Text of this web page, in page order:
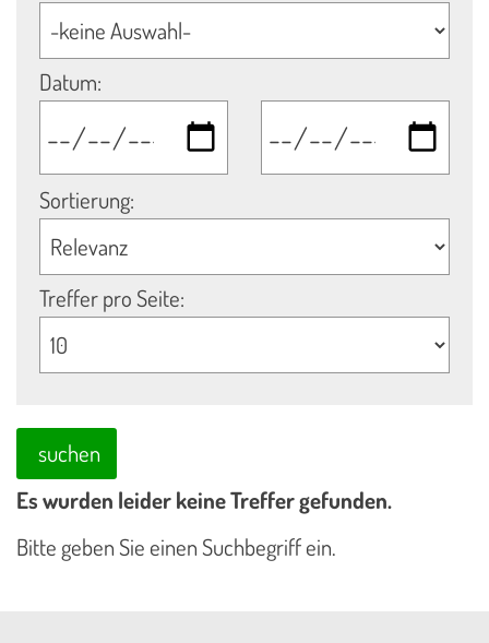
Datum:
Sortierung:
Treffer pro Seite:
suchen
Es wurden leider keine Treffer gefunden.
Bitte geben Sie einen Suchbegriff ein.